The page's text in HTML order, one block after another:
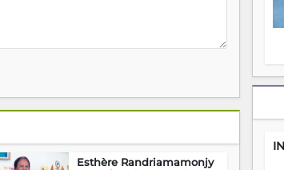
Esthère Randriamamonjy